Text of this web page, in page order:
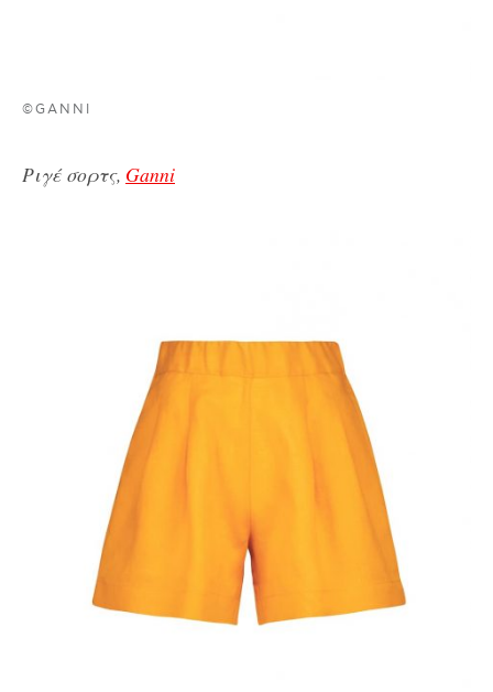
©GANNI
Ριγέ σορτς, Ganni